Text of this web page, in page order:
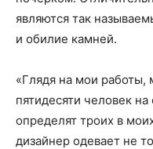
являются так
и обилие камней.
«Глядя на мои
пятидесяти человек
определят троих в
дизайнер одевает не